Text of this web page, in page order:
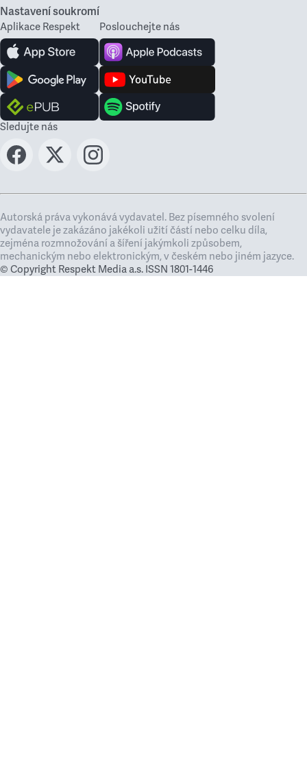
Nastavení soukromí
Aplikace Respekt Poslouchejte nás
Sledujte nás
Autorská práva vykonává vydavatel. Bez písemného svolení
vydavatele je zakázáno jakékoli užití částí nebo celku díla,
zejména rozmnožování a šíření jakýmkoli způsobem,
mechanickým nebo elektronickým, v českém nebo jiném jazyce.
© Copyright Respekt Media a.s. ISSN 1801-1446